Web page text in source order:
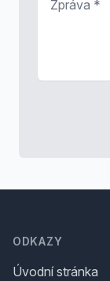
ODKAZY
Úvodní stránka